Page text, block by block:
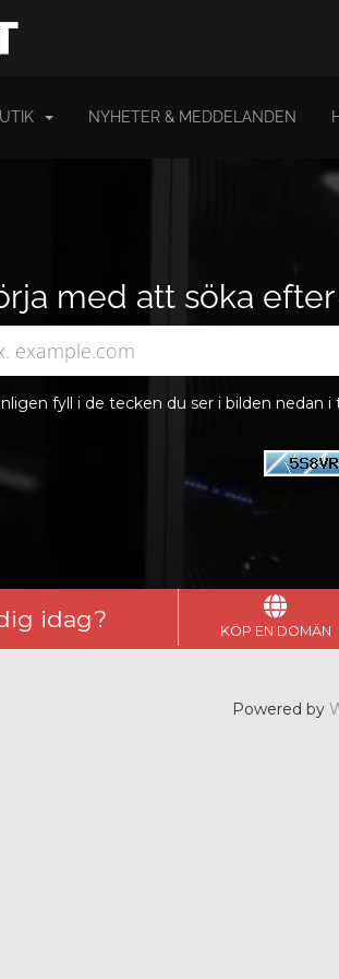
NYHETER & MEDDELANDEN
med att söka
fyll i de tecken du ser i bilden nedan
idag? KÖP EN DOMÄN
Powered by